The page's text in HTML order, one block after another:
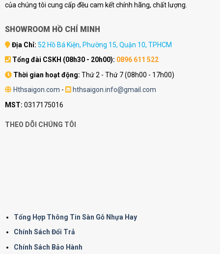
của chúng tôi cung cấp đều cam kết chính hãng, chất lượng.
SHOWROOM HỒ CHÍ MINH
Địa Chỉ: 52 Hồ Bá Kiện, Phường 15, Quận 10, TPHCM
Tổng đài CSKH (08h30 - 20h00): 0896 611 522
Thời gian hoạt động: Thứ 2 - Thứ 7 (08h00 - 17h00)
Hthsaigon.com -
hthsaigon.info@gmail.com
MST: 0317175016
THEO DÕI CHÚNG TÔI
Tổng Hợp Thông Tin Sàn Gỗ Nhựa Hay
Chính Sách Đổi Trả
Chính Sách Bảo Hành